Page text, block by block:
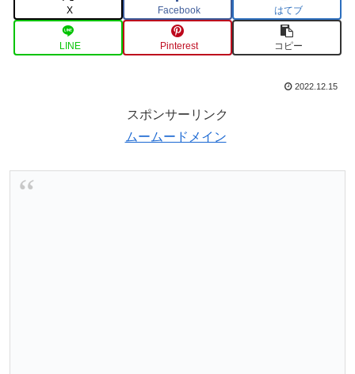
X Facebook はてブ
LINE Pinterest コピー
2022.12.15
スポンサーリンク
ムームードメイン